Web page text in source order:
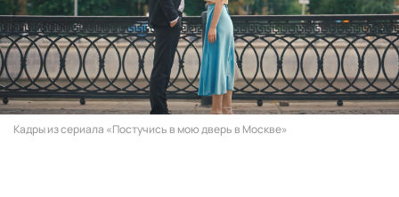
Кадры из сериала «Постучись в мою дверь в Москве»